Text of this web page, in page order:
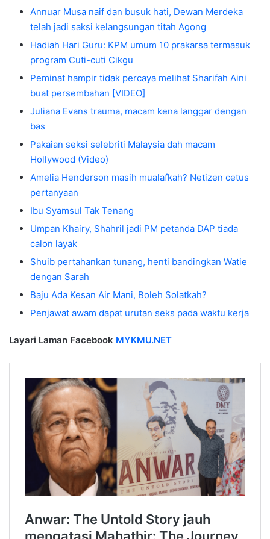
Annuar Musa naif dan busuk hati, Dewan Merdeka
telah jadi saksi kelangsungan titah Agong
Hadiah Hari Guru: KPM umum 10 prakarsa termasuk
program Cuti-cuti Cikgu
Peminat hampir tidak percaya melihat Sharifah Aini
buat persembahan [VIDEO]
Juliana Evans trauma, macam kena langgar dengan
bas
Pakaian seksi selebriti Malaysia dah macam
Hollywood (Video)
Amelia Henderson masih mualafkah? Netizen cetus
pertanyaan
Ibu Syamsul Tak Tenang
Umpan Khairy, Shahril jadi PM petanda DAP tiada
calon layak
Shuib pertahankan tunang, henti bandingkan Watie
dengan Sarah
Baju Ada Kesan Air Mani, Boleh Solatkah?
Penjawat awam dapat urutan seks pada waktu kerja
Layari Laman Facebook MYKMU.NET